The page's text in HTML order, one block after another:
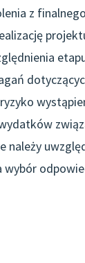
z
należy